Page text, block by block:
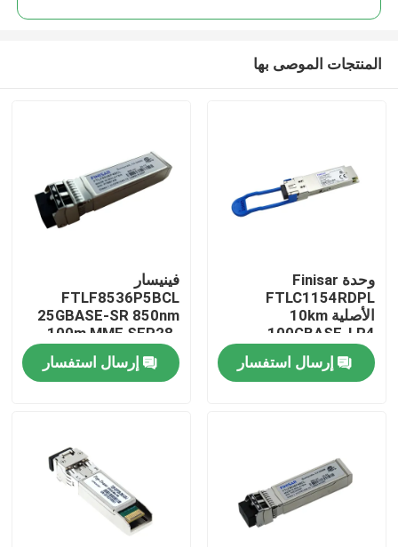
مسكن
جولة في المعمل
المنتجات الموصى بها
وحدة Finisar
FTLC1154RDPL
الأصلية 10km
100GBASE-LR4
QSFP28 SMF
Transceiver Optical
إرسال استفسار
فينيسار
FTLF8536P5BCL
25GBASE-SR 850nm
100m MMF SFP28-
25G-SR وحدة المرسل
البصريإرسال استفسار